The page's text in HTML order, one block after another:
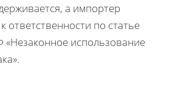
а импортер
ответственности по статье
использование